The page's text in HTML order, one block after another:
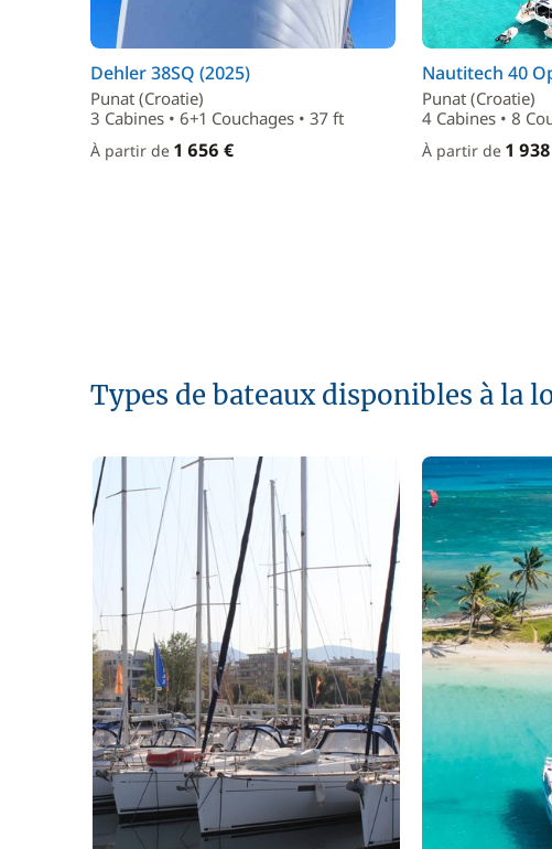
Dehler 38SQ (2025)
Punat (Croatie)
3 Cabines • 6+1 Couchages • 37 ft
À partir de 1 656 €
Nautitech 40
Punat (Croatie)
4 Cabines • 8
À partir de 1
Types de bateaux disponibles à la